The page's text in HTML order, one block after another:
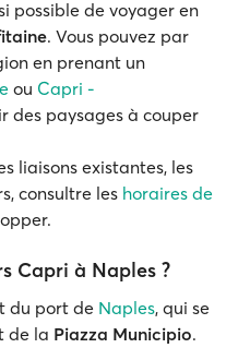
possible de voyager en
. Vous pouvez par
en prenant un
ou Capri -
des paysages à couper
liaisons existantes, les
consultre les horaires de
Capri à Naples ?
du port de Naples, qui se
de la Piazza Municipio.